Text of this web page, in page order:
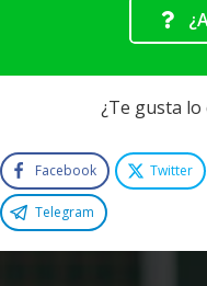
¿Te gusta lo
Facebook Twitter
Telegram